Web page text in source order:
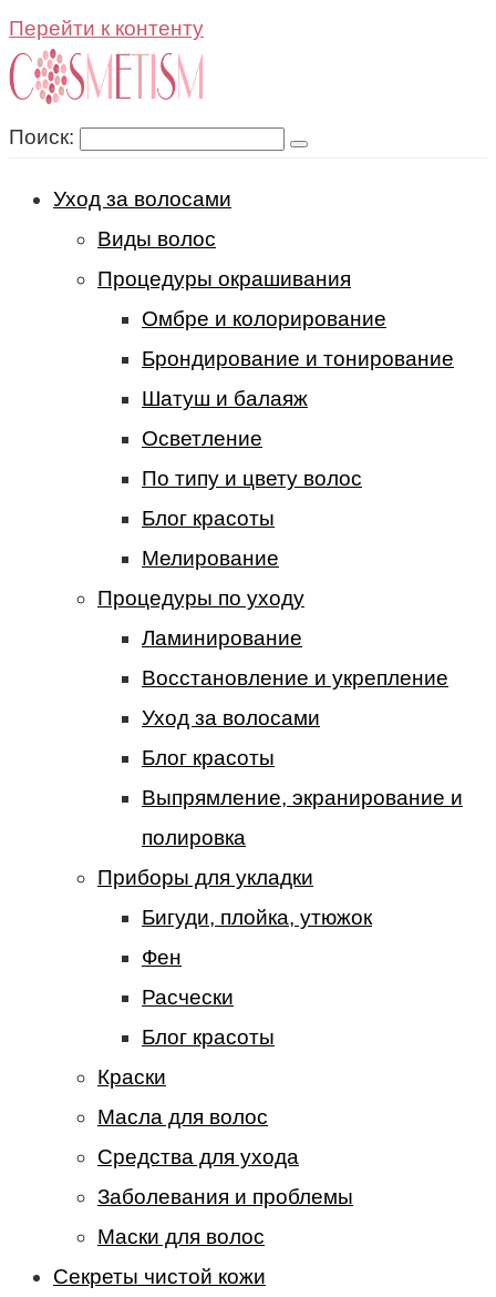
Перейти к контенту
Поиск:
Уход за волосами
Виды волос
Процедуры окрашивания
Омбре и колорирование
Брондирование и тонирование
Шатуш и балаяж
Осветление
По типу и цвету волос
Блог красоты
Мелирование
Процедуры по уходу
Ламинирование
Восстановление и укрепление
Уход за волосами
Блог красоты
Выпрямление, экранирование и
полировка
Приборы для укладки
Бигуди, плойка, утюжок
Фен
Расчески
Блог красоты
Краски
Масла для волос
Средства для ухода
Заболевания и проблемы
Маски для волос
Секреты чистой кожи